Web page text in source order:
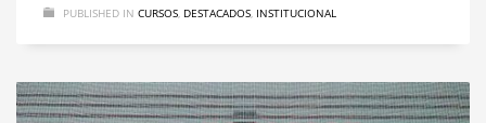
PUBLISHED IN CURSOS DESTACADOS INSTITUCIONAL